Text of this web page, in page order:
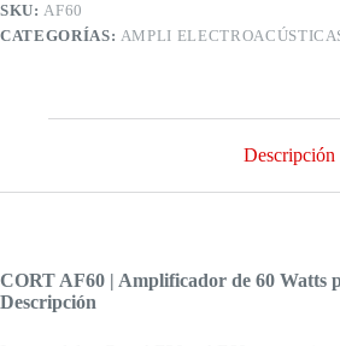
de
60
cantidad
SKU:AF60
CATEGORÍAS: AMPLI
Descripción
CORT AF60 | Amplificador de 60 Watts
Descripción